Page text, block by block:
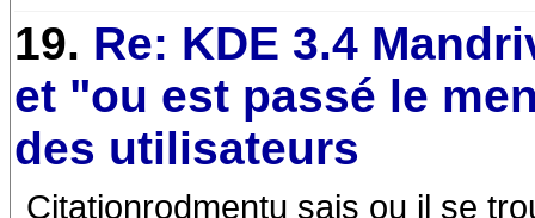
19. Re: KDE 3.4
et "ou est passé le
des utilisateurs
Citationrodmentu sais ou il se